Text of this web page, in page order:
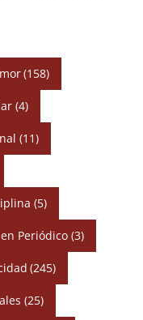
(158)
(4)
(11)
(5)
Periódico (3)
(245)
(25)